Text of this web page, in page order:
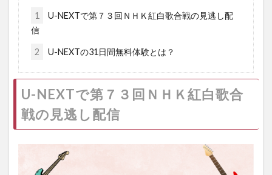
1
U-NEXTで第７３回ＮＨＫ紅白歌合戦の見逃し配
信
2 U-NEXTの31日間無料体験とは？
U-NEXTで第７３回ＮＨＫ紅白歌合
戦の見逃し配信